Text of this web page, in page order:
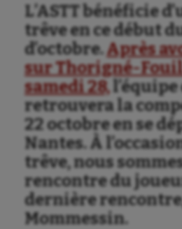
L’ASTT bénéficie
trêve en ce début
d’octobre.Après
sur Thorigné-
samedi 28,l’équipe
retrouvera la
22 octobre en se
Nantes. À
trêve, nous
rencontre du
dernière
Mommessin.